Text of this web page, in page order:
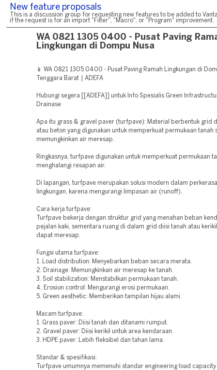
New feature proposals
This is a discussion group for requesting new features to be added to
if the request is for an import "Filter", "Macro", or "Program" improvement.
WA 0821 1305 0400 - Pusat Paving
Lingkungan di Dompu Nusa
📱 WA 0821 1305 0400 - Pusat Paving Ramah Lingkungan di
Tenggara Barat | ADEFA
Hubungi segera [[ADEFA]] untuk Info Spesialis Green
Drainase
Apa itu grass & gravel paver (turfpave): Material berbentuk grid
atau beton yang digunakan untuk memperkuat permukaan tanah
memungkinkan air meresap.
Ringkasnya, turfpave digunakan untuk memperkuat permukaan
menghalangi resapan air.
Di lapangan, turfpave merupakan solusi modern dalam
lingkungan, karena mengurangi limpasan air (runoff).
Cara kerja turfpave:
Turfpave bekerja dengan struktur grid yang menahan beban
pejalan kaki, sementara ruang di dalam grid diisi tanah atau
dapat meresap.
Fungsi utama turfpave:
1. Load distribution: Menyebarkan beban secara merata.
2. Drainage: Memungkinkan air meresap ke tanah.
3. Soil stabilization: Menstabilkan permukaan tanah.
4. Erosion control: Mengurangi erosi permukaan.
5. Green aesthetic: Memberikan tampilan hijau alami.
Macam turfpave:
1. Grass paver: Diisi tanah dan ditanami rumput.
2. Gravel paver: Diisi kerikil untuk area kendaraan.
3. HDPE paver: Lebih fleksibel dan tahan lama.
Standar & spesifikasi:
Turfpave umumnya memenuhi standar engineering load